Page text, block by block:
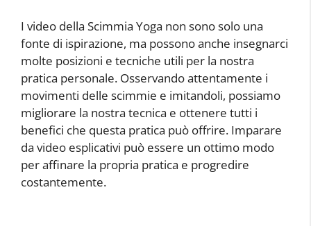
I video della Scimmia Yoga non sono solo una
fonte di ispirazione, ma possono anche insegnarci
molte posizioni e tecniche utili per la nostra
pratica personale. Osservando attentamente i
movimenti delle scimmie e imitandoli, possiamo
migliorare la nostra tecnica e ottenere tutti i
benefici che questa pratica può offrire. Imparare
da video esplicativi può essere un ottimo modo
per affinare la propria pratica e progredire
costantemente.